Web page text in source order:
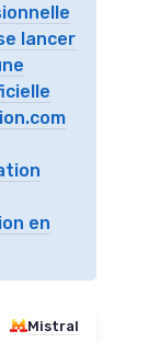
lancer
en
Mistral